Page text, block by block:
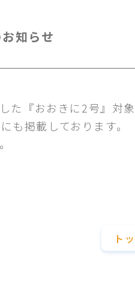
知らせ
た『おおきに2号』対
も掲載しております。
ト